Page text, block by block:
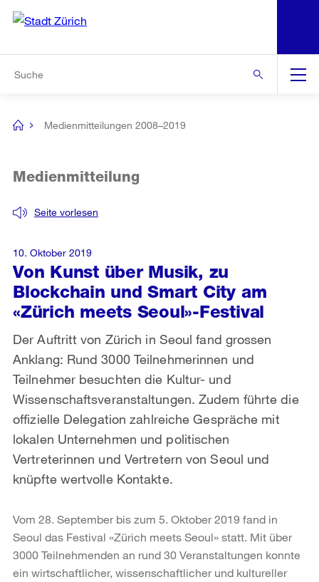
Navigation
[no
Medienmitteilungen 2008–2019
Von Kunst über Musik, zu
Blockchain und Smart City am
«Zürich meets Seoul»-Festival
Seite vorlesen
Medienmitteilung
Der Auftritt von Zürich in Seoul fand grossen
Anklang: Rund 3000 Teilnehmerinnen und
Teilnehmer besuchten die Kultur- und
Wissenschaftsveranstaltungen. Zudem führte die
offizielle Delegation zahlreiche Gespräche mit
lokalen Unternehmen und politischen
Vertreterinnen und Vertretern von Seoul und
knüpfte wertvolle Kontakte.
10. Oktober 2019
Vom 28. September bis zum 5. Oktober 2019 fand in
Seoul das Festival «Zürich meets Seoul» statt. Mit über
3000 Teilnehmenden an rund 30 Veranstaltungen konnte
ein wirtschaftlicher, wissenschaftlicher und kultureller